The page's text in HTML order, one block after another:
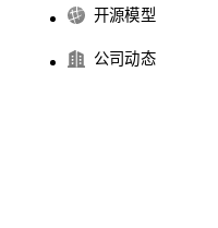
开源模型
公司动态